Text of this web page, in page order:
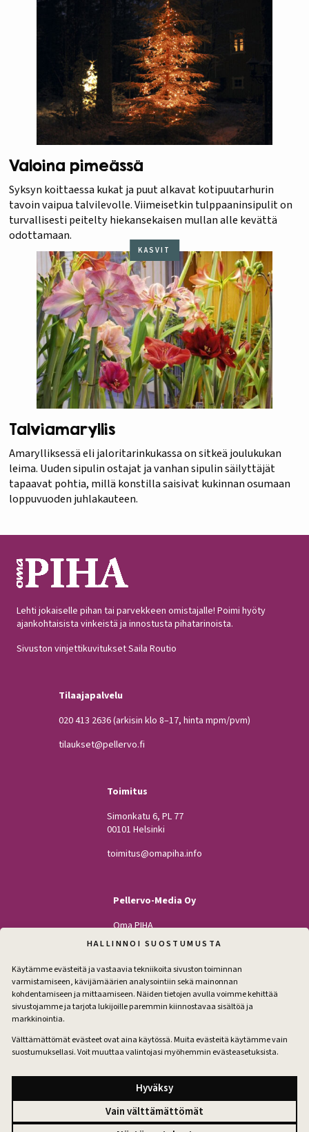
HALLINNOI SUOSTUMUSTA
Käytämme evästeitä ja vastaavia tekniikoita sivuston toiminnan
varmistamiseen, kävijämäärien analysointiin sekä mainonnan
kohdentamiseen ja mittaamiseen. Näiden tietojen avulla voimme kehittää
sivustojamme ja tarjota lukijoille paremmin kiinnostavaa sisältöä ja
markkinointia.
Välttämättömät evästeet ovat aina käytössä. Muita evästeitä käytämme vain
suostumuksellasi. Voit muuttaa valintojasi myöhemmin evästeasetuksista.
Hyväksy
Vain välttämättömät
Valoina pimeässä
Syksyn koittaessa kukat ja puut alkavat kotipuutarhurin
tavoin vaipua talvilevolle. Viimeisetkin tulppaaninsipulit on
turvallisesti peitelty hiekansekaisen mullan alle kevättä
odottamaan.
KASVIT
Talviamaryllis
Amarylliksessä eli jaloritarinkukassa on sitkeä joulukukan
leima. Uuden sipulin ostajat ja vanhan sipulin säilyttäjät
tapaavat pohtia, millä konstilla saisivat kukinnan osumaan
loppuvuoden juhlakauteen.
Lehti jokaiselle pihan tai parvekkeen omistajalle! Poimi hyöty
ajankohtaisista vinkeistä ja innostusta pihatarinoista.
Sivuston vinjettikuvitukset Saila Routio
Tilaajapalvelu
020 413 2636(arkisin klo 8–17, hinta mpm/pvm)
tilaukset@pellervo.fi
Toimitus
Simonkatu 6, PL 77
00101 Helsinki
toimitus@omapiha.info
Pellervo-Media Oy
Oma PIHA
Kodin Pellervo
Maatilan Pellervo
Facebook
Instagram